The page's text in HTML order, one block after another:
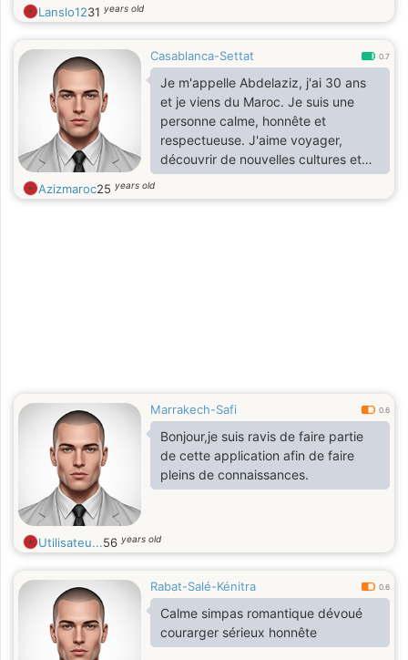
Lanslo1231 years old
Casablanca-Settat 0.7
Je m'appelle Abdelaziz, j'ai 30 ans
et je viens du Maroc. Je suis une
personne calme, honnête et
respectueuse. J'aime voyager,
découvrir de nouvelles cultures et
apprendre le français. Je cherche à
faire de belles rencontres sincères.
Azizmaroc25 years old
Marrakech-Safi 0.6
Bonjour,je suis ravis de faire partie
de cette application afin de faire
pleins de connaissances.
Utilisateu...56 years old
Rabat-Salé-Kénitra 0.6
Calme simpas romantique dévoué
courarger sérieux honnête